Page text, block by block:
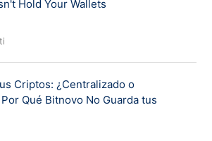
Hold Your Wallets
Criptos: ¿Centralizado o
Qué Bitnovo No Guarda tus